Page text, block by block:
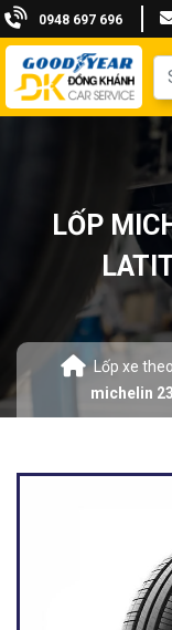
0948 697 696
LỐP
Lốp xe
michelin